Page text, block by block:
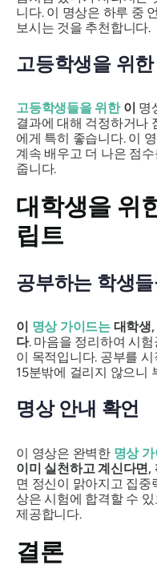
니다. 이 명상은 하루 중
보시는 것을 추천합니다.
고등학생을 위
고등학생들을 위한 이 명
결과에 대해 걱정하거나
에게 특히 좋습니다. 이
계속 배우고 더 나은 점
줍니다.
대학생을 위
립트
공부하는 학생
이 명상 가이드는대학생,
다. 마음을 정리하여 시
이 목적입니다. 공부를
15분밖에 걸리지 않으니
명상 안내 확언
이 영상은 완벽한 명상
이미 실천하고 계신다면,
면 정신이 맑아지고 집중
상은 시험에 합격할 수
제공합니다.
결론